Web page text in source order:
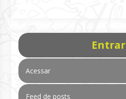
Entrar
Acessar
Feed de posts